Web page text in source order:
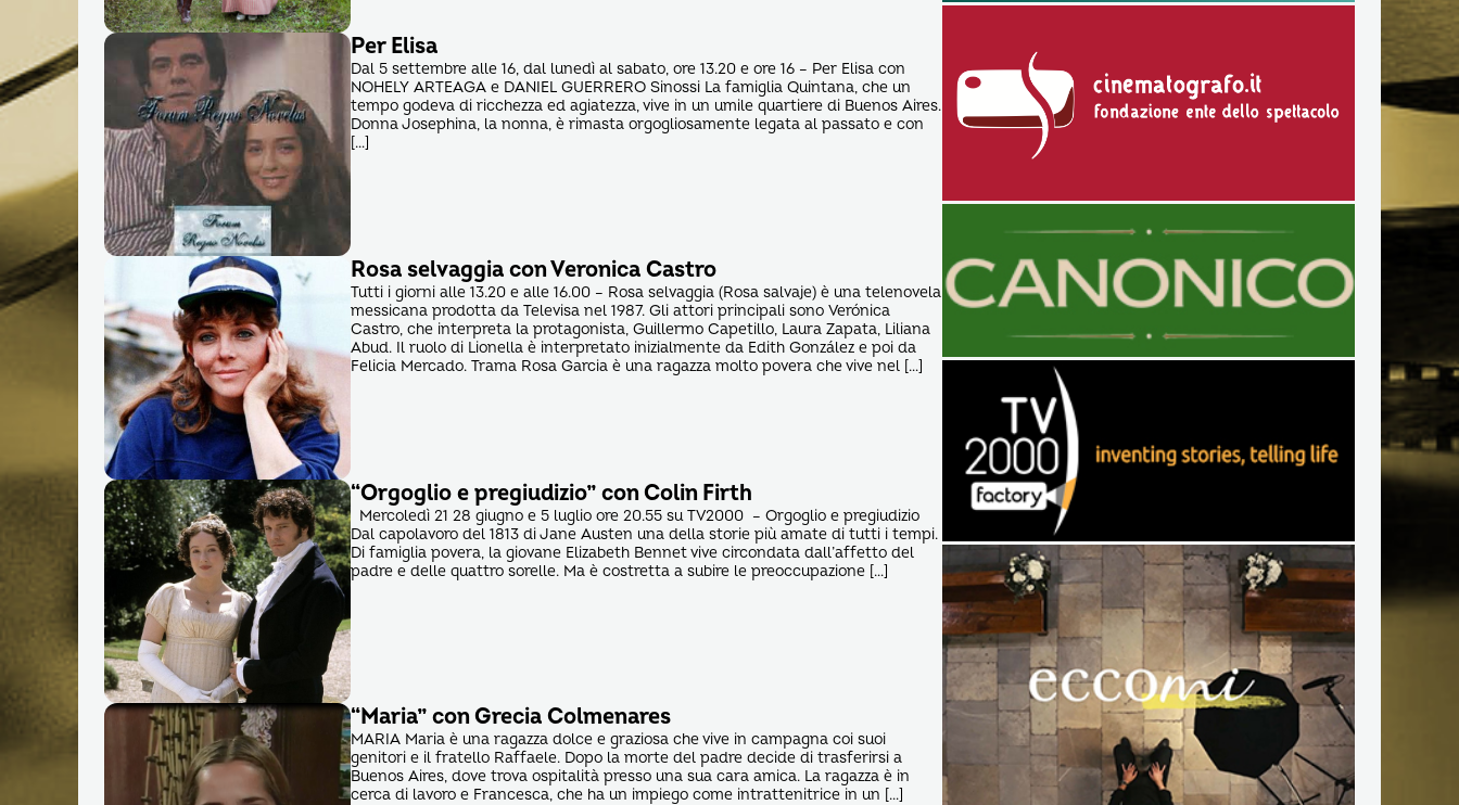
Per Elisa
Dal 5 settembre alle 16, dal lunedì al sabato, ore 13.20 e ore 16 – Per Elisa con
NOHELY ARTEAGA e DANIEL GUERRERO Sinossi La famiglia Quintana, che un
tempo godeva di ricchezza ed agiatezza, vive in un umile quartiere di Buenos Aires.
Donna Josephina, la nonna, è rimasta orgogliosamente legata al passato e con
[…]
Rosa selvaggia con Veronica Castro
Tutti i giorni alle 13.20 e alle 16.00 – Rosa selvaggia (Rosa salvaje) è una telenovela
messicana prodotta da Televisa nel 1987. Gli attori principali sono Verónica
Castro, che interpreta la protagonista, Guillermo Capetillo, Laura Zapata, Liliana
Abud. Il ruolo di Lionella è interpretato inizialmente da Edith González e poi da
Felicia Mercado. Trama Rosa Garcia è una ragazza molto povera che vive nel […]
“Orgoglio e pregiudizio” con Colin Firth
Mercoledì 21 28 giugno e 5 luglio ore 20.55 su TV2000 – Orgoglio e pregiudizio
Dal capolavoro del 1813 di Jane Austen una della storie più amate di tutti i tempi.
Di famiglia povera, la giovane Elizabeth Bennet vive circondata dall’affetto del
padre e delle quattro sorelle. Ma è costretta a subire le preoccupazione […]
“Maria” con Grecia Colmenares
MARIA Maria è una ragazza dolce e graziosa che vive in campagna coi suoi
genitori e il fratello Raffaele. Dopo la morte del padre decide di trasferirsi a
Buenos Aires, dove trova ospitalità presso una sua cara amica. La ragazza è in
cerca di lavoro e Francesca, che ha un impiego come intrattenitrice in un […]